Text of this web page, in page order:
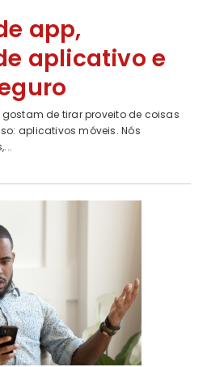
app,
aplicativo e
de tirar proveito de coisas
aplicativos móveis. Nós